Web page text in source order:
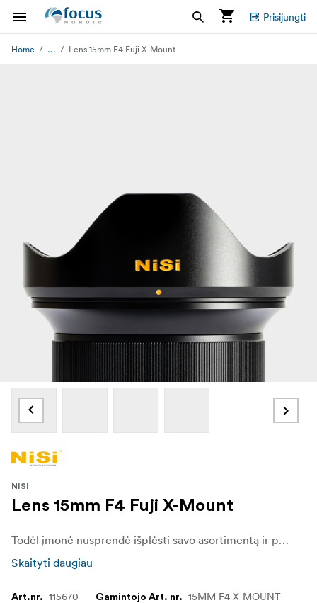
Prisijungti
Home ... Lens 15mm F4 Fuji X-Mount
NISI
Lens 15mm F4 Fuji X-Mount
Todėl įmonė nusprendė išplėsti savo asortimentą ir pristatyti naują bei įdomų gaminį – 15 mm f/4 plataus kampo objektyvą, skirtą naudoti su viso kadro jutikliais. Lengvas 470 gramų objektyvas puikiai tinka beveidrodiniams fotoaparatams, todėl objektyvą patogu nešiotis, o jo pritaikymas praktiškai neribotas: nuo gamtos ir astrofotografijos iki gatvės, veiksmo ar kūrybinės portretinės fotografijos kadrui suteikiant unikalų ir itin platų vaizdą.
Skaityti daugiau
Art.nr. 115670 Gamintojo Art. nr. 15MM F4 X-MOUNT